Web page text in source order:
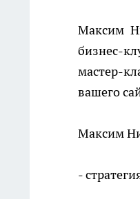
Максим
бизнес-
мастер-
вашего
Максим
-